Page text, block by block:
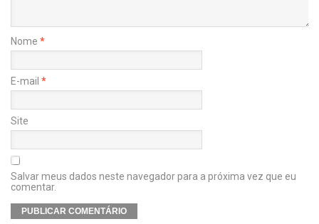
Nome *
E-mail *
Site
Salvar meus dados neste navegador para a próxima vez que eu
comentar.